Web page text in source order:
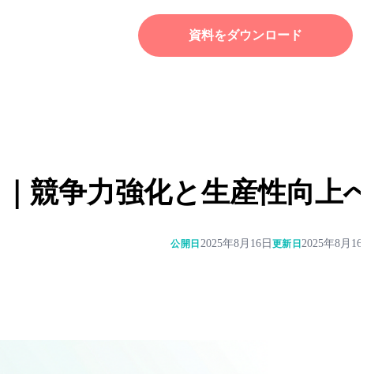
資料をダウンロード
競争力強化と生産性向上
公開日 2025年8月16日 更新日2025年8月16